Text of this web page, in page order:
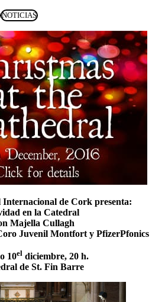
NOTICIAS
de Cork presenta:
en la Catedral
Majella Cullagh
Juvenil Montfort y PfizerPfonics
10el diciembre, 20 h.
de St. Fin Barre